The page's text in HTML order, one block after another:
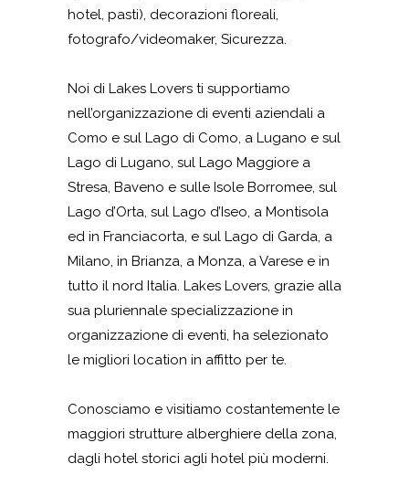
hotel, pasti), decorazioni floreali,
fotografo/videomaker, Sicurezza.
Noi di Lakes Lovers ti supportiamo
nell’organizzazione di eventi aziendali a
Como e sul Lago di Como, a Lugano e sul
Lago di Lugano, sul Lago Maggiore a
Stresa, Baveno e sulle Isole Borromee, sul
Lago d’Orta, sul Lago d’Iseo, a Montisola
ed in Franciacorta, e sul Lago di Garda, a
Milano, in Brianza, a Monza, a Varese e in
tutto il nord Italia. Lakes Lovers, grazie alla
sua pluriennale specializzazione in
organizzazione di eventi, ha selezionato
le migliori location in affitto per te.
Conosciamo e visitiamo costantemente le
maggiori strutture alberghiere della zona,
dagli hotel storici agli hotel più moderni.